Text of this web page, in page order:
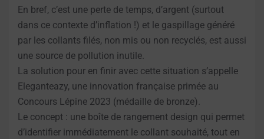
En bref, c’est une perte de temps, d’argent (surtout
dans ce contexte d’inflation !) et le gaspillage généré
par les collants filés, non mis ou non recyclés, est aussi
une source de pollution inutile.
La solution pour en finir avec cette situation s’appelle
Eleganteazy, une innovation française primée au
Concours Lépine 2023 (médaille de bronze).
Le concept : une boîte de rangement design qui permet
d’identifier immédiatement le collant souhaité, tout en